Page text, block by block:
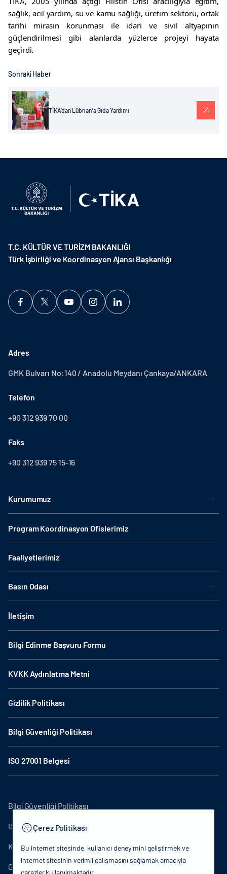
sağlık, acil yardım, su ve kamu sağlığı, üretim sektörü, ortak
tarihi mirasın korunması ile idari ve sivil altyapının
güçlendirilmesi gibi alanlarda yüzlerce projeyi hayata
geçirdi.
Sonraki Haber
TİKA’dan Lübnan’a Gıda Yardımı
T.C. KÜLTÜR VE TURİZM BAKANLIĞI
Türk İşbirliği ve Koordinasyon Ajansı Başkanlığı
Adres
GMK Bulvarı No:140 / Anadolu Meydanı Çankaya/ANKARA
Telefon
+90 312 939 70 00
Faks
+90 312 939 75 15-16
Kurumumuz
Program Koordinasyon Ofislerimiz
Faaliyetlerimiz
Basın Odası
İletişim
Bilgi Edinme Başvuru Formu
KVKK Aydınlatma Metni
Gizlilik Politikası
Bilgi Güvenliği Politikası
ISO 27001 Belgesi
Bilgi Güvenliği Politikası
ISO27001
KVKK Aydınlatma Metni
Gizlilik Politikası
Çerez Politikası
Bu internet sitesinde, kullanıcı deneyimini geliştirmek ve
internet sitesinin verimli çalışmasını sağlamak amacıyla
çerezler kullanılmaktadır.